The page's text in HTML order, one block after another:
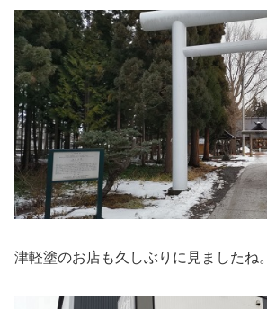
津軽塗のお店も久しぶりに見ましたね。